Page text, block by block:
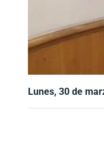
Lunes, 30 de